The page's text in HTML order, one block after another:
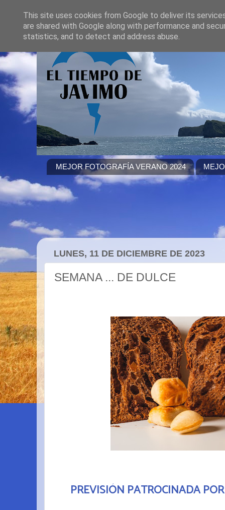
MEJOR FOTOGRAFÍA VERANO 2024
LUNES, 11 DE DICIEMBRE DE 2023
SEMANA ... DE DULCE
PREVISIÓN PATROCINADA
This site uses cookies from Google to deliver its
are shared with Google along with performance and
statistics, and to detect and address abuse.